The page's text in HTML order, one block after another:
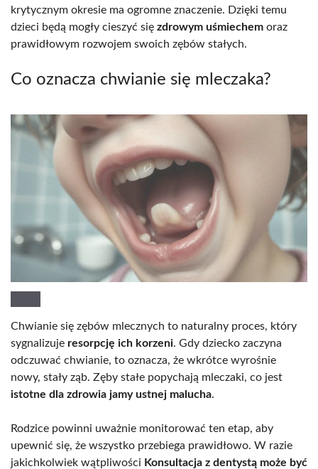
krytycznym okresie ma ogromne znaczenie. Dzięki temu
dzieci będą mogły cieszyć się zdrowym uśmiechem oraz
prawidłowym rozwojem swoich zębów stałych.
Co oznacza chwianie się mleczaka?
Chwianie się zębów mlecznych to naturalny proces, który
sygnalizuje resorpcję ich korzeni. Gdy dziecko zaczyna
odczuwać chwianie, to oznacza, że wkrótce wyrośnie
nowy, stały ząb. Zęby stałe popychają mleczaki, co jest
istotne dla zdrowia jamy ustnej malucha.
Rodzice powinni uważnie monitorować ten etap, aby
upewnić się, że wszystko przebiega prawidłowo. W razie
jakichkolwiek wątpliwości Konsultacja z dentystą może być